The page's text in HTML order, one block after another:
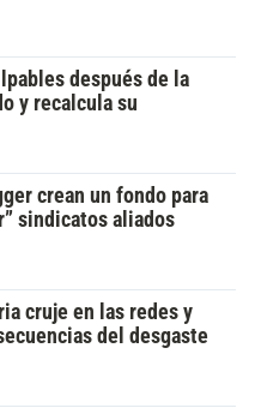
después de la
y recalcula su
crean un fondo para
sindicatos aliados
cruje en las redes y
del desgaste